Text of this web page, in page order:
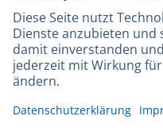
Barrierefreiheit
Leichte Sprache
Gebärdensprache
Datenschutz
Impressum